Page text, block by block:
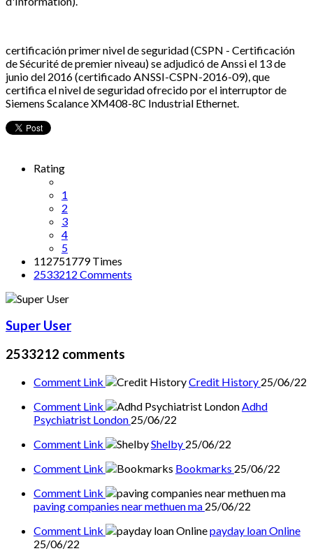
certificación primer nivel de seguridad (CSPN - Certificación
de Sécurité de premier niveau) se adjudicó de Anssi el 13 de
junio del 2016 (certificado ANSSI-CSPN-2016-09), que
certifica el nivel de seguridad ofrecido por el interruptor de
Siemens Scalance XM408-8C Industrial Ethernet.
Rating
1
2
3
4
5
112751779 Times
2533212 Comments
Super User
2533212 comments
Comment Link Credit History 25/06/22
Comment Link
Adhd
Psychiatrist London 25/06/22
Comment Link
Shelby 25/06/22
Comment Link
Bookmarks 25/06/22
Comment Link
paving companies near methuen ma 25/06/22
Comment Link
payday loan Online
25/06/22